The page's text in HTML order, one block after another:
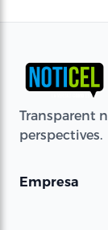
Transparent
perspectives.
Empresa